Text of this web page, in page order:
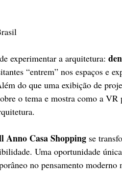
experimentar a arquitetura:
“entrem” nos espaços e
do que uma exibição de
o tema e mostra como a
Anno Casa Shopping se
Uma oportunidade
no pensamento moderno